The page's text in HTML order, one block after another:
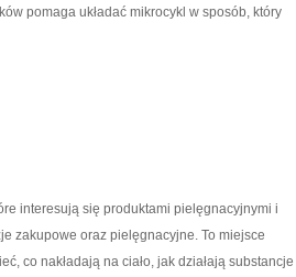
pomaga układać mikrocykl w sposób, który
interesują się produktami pielęgnacyjnymi i
zakupowe oraz pielęgnacyjne. To miejsce
co nakładają na ciało, jak działają substancje